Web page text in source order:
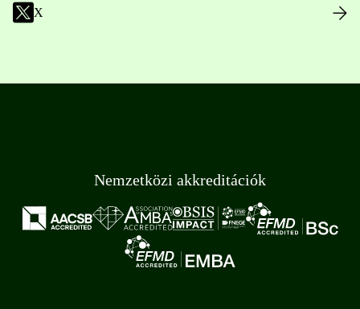
X
Nemzetközi akkreditációk